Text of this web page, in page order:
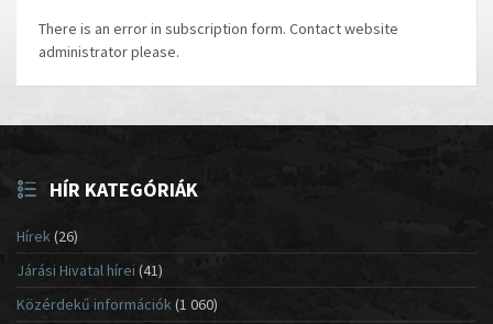
There is an error in subscription form. Contact website
administrator please.
HÍR KATEGÓRIÁK
Hírek(26)
Járási Hivatal hírei (41)
Közérdekű információk(1 060)